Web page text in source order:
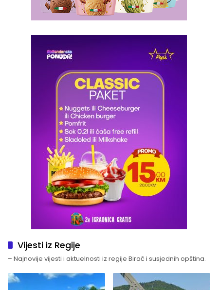
Vijesti iz Regije
– Najnovije vijesti i aktuelnosti iz regije Birač i susjednih opština.